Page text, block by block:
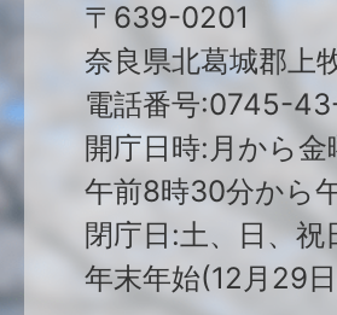
〒639-0201
奈良県北葛城郡上
電話番号:0745-
開庁日時:月から金
午前8時30分から
閉庁日:土、日、祝
年末年始(12月29